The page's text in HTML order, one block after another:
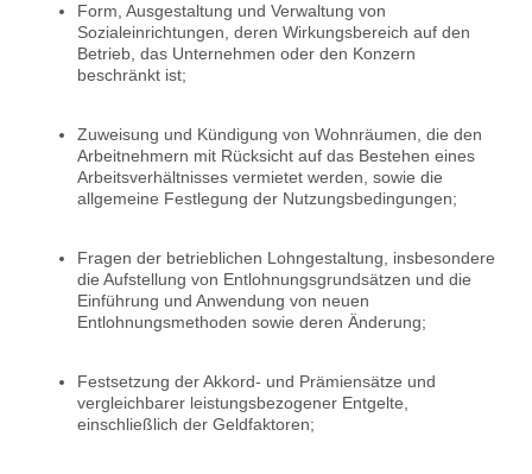
Form, Ausgestaltung und Verwaltung von
Sozialeinrichtungen, deren Wirkungsbereich auf den
Betrieb, das Unternehmen oder den Konzern
beschränkt ist;
Zuweisung und Kündigung von Wohnräumen, die den
Arbeitnehmern mit Rücksicht auf das Bestehen eines
Arbeitsverhältnisses vermietet werden, sowie die
allgemeine Festlegung der Nutzungsbedingungen;
Fragen der betrieblichen Lohngestaltung, insbesondere
die Aufstellung von Entlohnungsgrundsätzen und die
Einführung und Anwendung von neuen
Entlohnungsmethoden sowie deren Änderung;
Festsetzung der Akkord- und Prämiensätze und
vergleichbarer leistungsbezogener Entgelte,
einschließlich der Geldfaktoren;